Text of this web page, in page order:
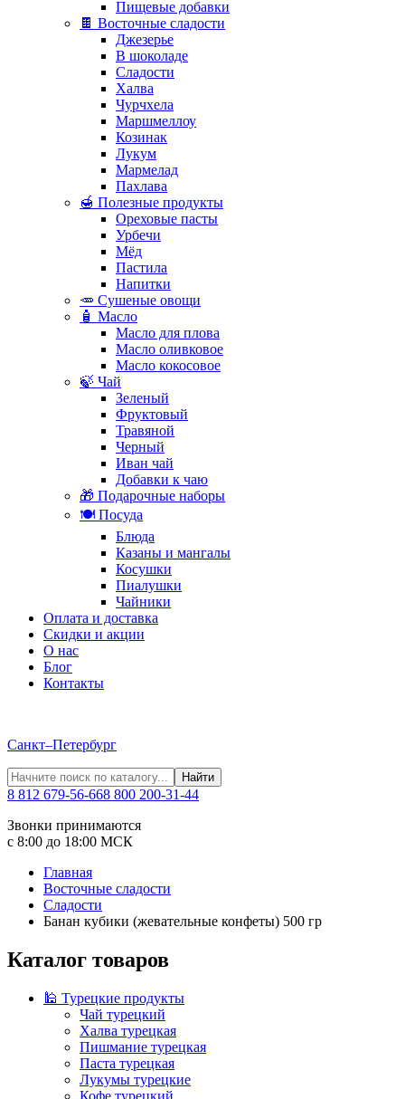
Пищевые добавки
🍫 Восточные сладости
Джезерье
В шоколаде
Сладости
Халва
Чурчхела
Маршмеллоу
Козинак
Лукум
Мармелад
Пахлава
🍯 Полезные продукты
Ореховые пасты
Урбечи
Мёд
Пастила
Напитки
🥕 Сушеные овощи
🧴 Масло
Масло для плова
Масло оливковое
Масло кокосовое
🍃 Чай
Зеленый
Фруктовый
Травяной
Черный
Иван чай
Добавки к чаю
🎁 Подарочные наборы
🍽️ Посуда
Блюда
Казаны и мангалы
Косушки
Пиалушки
Чайники
Оплата и доставка
Скидки и акции
О нас
Блог
Контакты
Санкт–Петербург
Найти
8 812 679-56-668 800 200-31-44
Звонки принимаются
с 8:00 до 18:00 МСК
Главная
Восточные сладости
Сладости
Банан кубики (жевательные конфеты) 500 гр
Каталог товаров
🕌 Турецкие продукты
Чай турецкий
Халва турецкая
Пишмание турецкая
Паста турецкая
Лукумы турецкие
Кофе турецкий